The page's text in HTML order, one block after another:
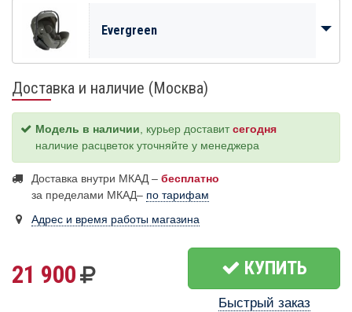
Evergreen
Доставка и наличие (Москва)
Модель в наличии, курьер доставитсегодня
наличие расцветок уточняйте у менеджера
Доставка внутри МКАД – бесплатно
за пределами МКАД– по тарифам
Адрес и время работы магазина
21 900 КУПИТЬ
Быстрый заказ